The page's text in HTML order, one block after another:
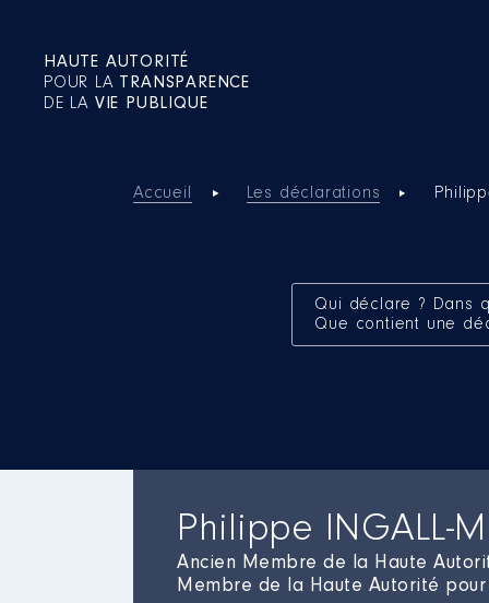
HAUTE AUTORITÉ
POUR LA TRANSPARENCE
DE LA VIE PUBLIQUE
Accueil Les déclarations
Qui déclare ? Dans
Que contient une
Philippe INGALL-
Ancien Membre de la Haute
Membre de la Haute Autorité